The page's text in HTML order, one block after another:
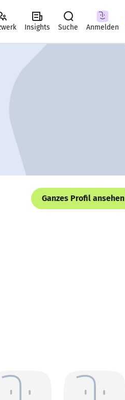
Insights Suche Anmelden
Ganzes Profil ansehen